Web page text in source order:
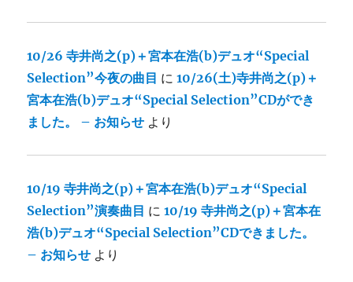
10/26 寺井尚之(p)＋宮本在浩(b)デュオ“Special
Selection”今夜の曲目 に10/26(土)寺井尚之(p)＋
宮本在浩(b)デュオ“Special Selection”CDができ
ました。 – お知らせ より
10/19 寺井尚之(p)＋宮本在浩(b)デュオ“Special
Selection”演奏曲目 に10/19 寺井尚之(p)＋宮本在
浩(b)デュオ“Special Selection”CDできました。
– お知らせ より